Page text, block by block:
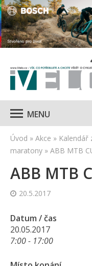
MENU
Úvod » Akce » Kalendář
maratony » ABB MTB
ABB MTB
20.5.2017
Datum / čas
20.05.2017
7:00 - 17:00